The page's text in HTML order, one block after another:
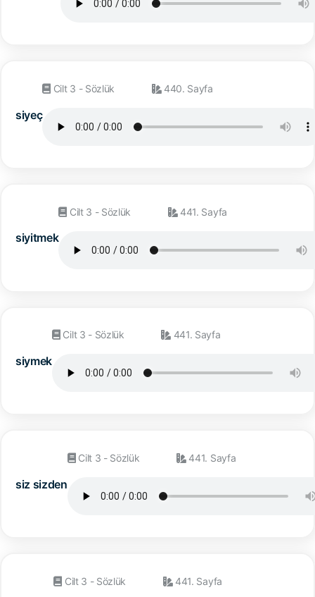
siyeç
Cilt 3 - Sözlük 440. Sayfa
siyitmek
Cilt 3 - Sözlük 441. Sayfa
siymek
Cilt 3 - Sözlük 441. Sayfa
siz sizden
Cilt 3 - Sözlük 441. Sayfa
Cilt 3 - Sözlük 441. Sayfa